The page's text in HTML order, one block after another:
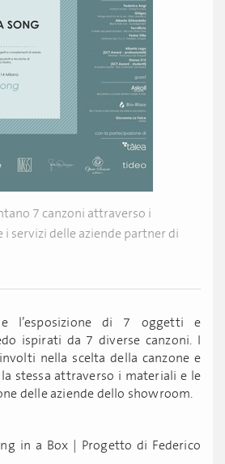
7 canzoni attraverso i
servizi delle aziende partner di
l’esposizione di 7 oggetti e
ispirati da 7 diverse canzoni. I
nella scelta della canzone e
stessa attraverso i materiali e le
delle aziende dello showroom.
in a Box | Progetto di Federico